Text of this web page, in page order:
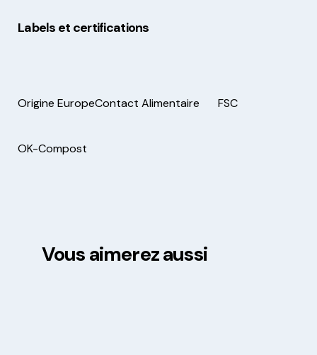
Labels et certifications
Origine EuropeContact Alimentaire FSC
OK-Compost
Vous aimerez aussi